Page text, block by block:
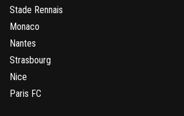
Stade Rennais
Monaco
Nantes
Strasbourg
Nice
Paris FC